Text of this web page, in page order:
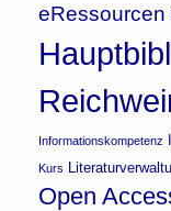
eRessourcen
Informationskompetenz
Kurs
Open